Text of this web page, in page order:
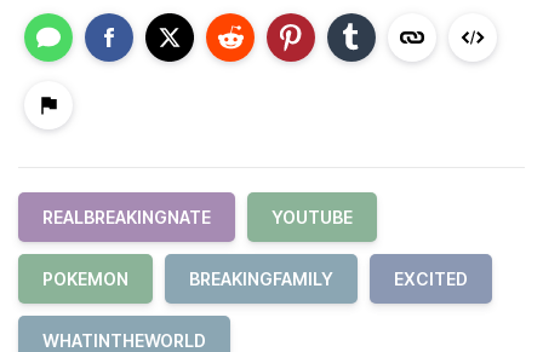
REALBREAKINGNATE YOUTUBE
POKEMON BREAKINGFAMILY EXCITED
WHATINTHEWORLD